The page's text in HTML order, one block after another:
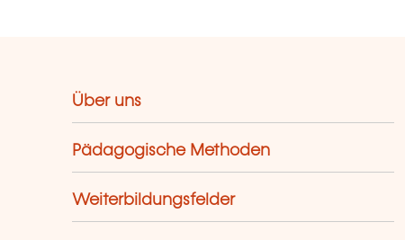
Über uns
Pädagogische Methoden
Weiterbildungsfelder